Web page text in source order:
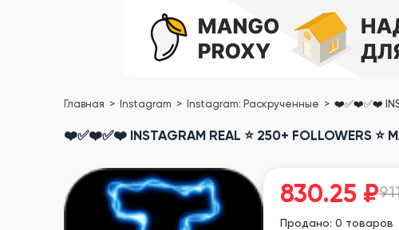
Главная Instagram Instagram: Раскрученные ❤️✅❤️✅❤️
❤️✅❤️✅❤️ INSTAGRAM REAL ⭐ 250+ FOLLOWERS ⭐
830.25 ₽
Продано: 0 товаров